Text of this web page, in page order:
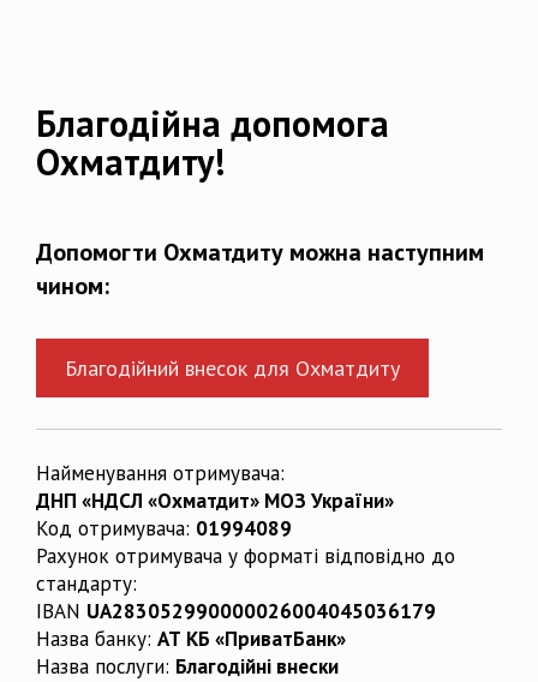
Благодійна допомога
Охматдиту!
Допомогти Охматдиту можна наступним
чином:
Благодійний внесок для Охматдиту
Найменування отримувача:
ДНП «НДСЛ «Охматдит» МОЗ України»
Код отримувача: 01994089
Рахунок отримувача у форматі відповідно до
стандарту:
IBAN UA283052990000026004045036179
Назва банку: АТ КБ «ПриватБанк»
Назва послуги: Благодійні внески